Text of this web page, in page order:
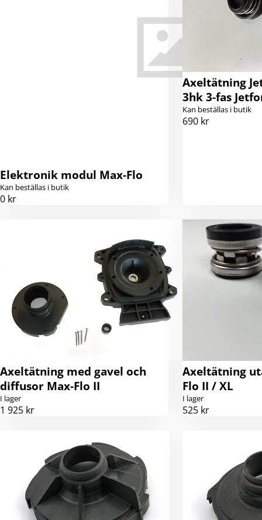
Elektronik modul Max-Flo
Kan beställas i butik
0 kr
Axeltätning
3hk 3-fas
Kan beställas i butik
690 kr
Axeltätning med gavel och
diffusor Max-Flo II
I lager
1 925 kr
Axeltätning
Flo II / XL
I lager
525 kr